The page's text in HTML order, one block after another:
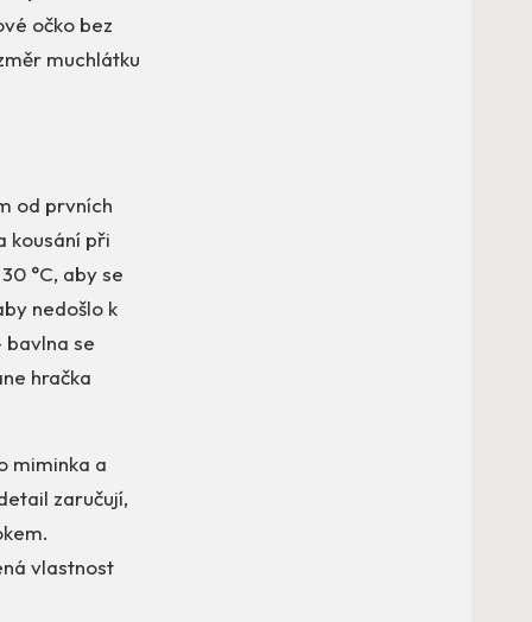
očko bez
muchlátku
od prvních
kousání při
°C, aby se
nedošlo k
bavlna se
hračka
miminka a
zaručují,
vlastnost